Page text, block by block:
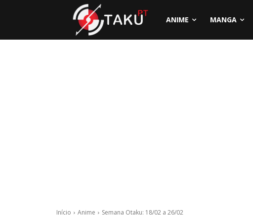
ANIME MANGA
Início Anime Semana Otaku: 18/02 a 26/02